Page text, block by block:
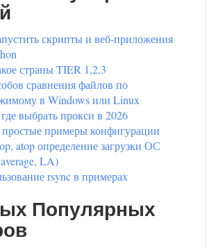
скрипты и веб-приложения
страны TIER 1,2,3
сравнения файлов по
в Windows или Linux
выбрать прокси в 2026
примеры конфигурации
atop определение загрузки ОС
LA)
rsync в примерах
Популярных